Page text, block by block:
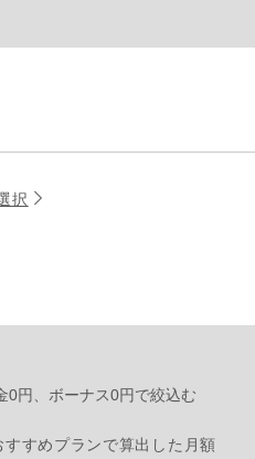
択
0円、ボーナス0円で絞込む
すめプランで算出した月額